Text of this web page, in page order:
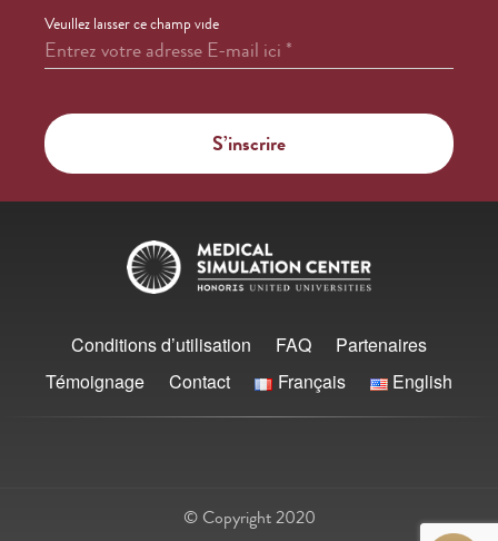
Veuillez laisser ce champ vide
Entrez votre adresse E-mail ici*
Conditions d’utilisation FAQ
Partenaires
Témoignage
Contact Français English
© Copyright 2020